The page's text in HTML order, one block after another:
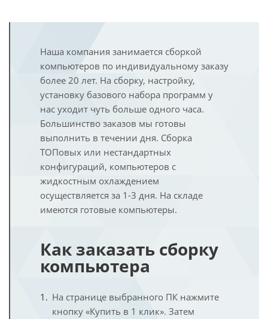
Наша компания занимается сборкой
компьютеров по индивидуальному заказу
более 20 лет. На сборку, настройку,
установку базового набора программ у
нас уходит чуть больше одного часа.
Большинство заказов мы готовы
выполнить в течении дня. Сборка
ТОПовых или нестандартных
конфигураций, компьютеров с
жидкостным охлаждением
осуществляется за 1-3 дня. На складе
имеются готовые компьютеры.
Как заказать сборку
компьютера
На странице выбранного ПК нажмите
кнопку «Купить в 1 клик». Затем